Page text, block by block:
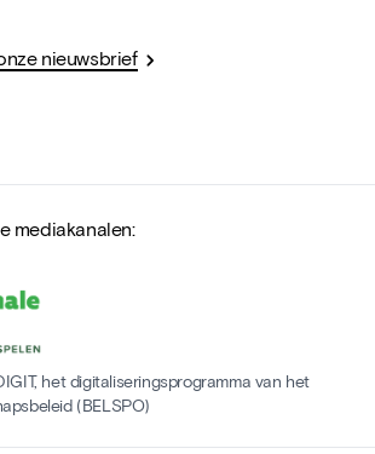
nieuwsbrief
mediakanalen:
het digitaliseringsprogramma van het
(BELSPO)